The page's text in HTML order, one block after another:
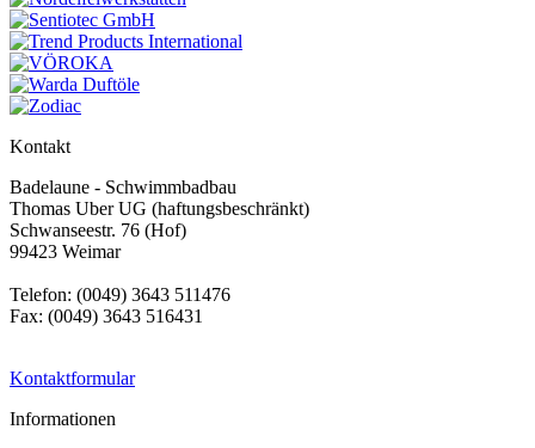
Kontakt
Badelaune - Schwimmbadbau
Thomas Uber UG (haftungsbeschränkt)
Schwanseestr. 76 (Hof)
99423 Weimar
Telefon: (0049) 3643 511476
Fax: (0049) 3643 516431
Kontaktformular
Informationen